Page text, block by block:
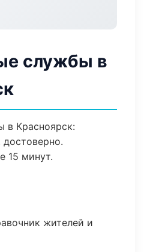
службы в
в Красноярск:
достоверно.
15 минут.
жителей и